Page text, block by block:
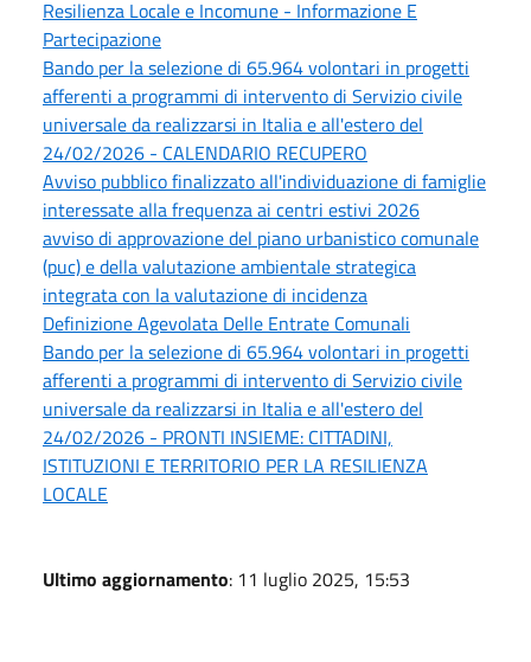
Resilienza Locale e Incomune - Informazione E
Partecipazione
Bando per la selezione di 65.964 volontari in progetti
afferenti a programmi di intervento di Servizio civile
universale da realizzarsi in Italia e all'estero del
24/02/2026 - CALENDARIO RECUPERO
Avviso pubblico finalizzato all'individuazione di famiglie
interessate alla frequenza ai centri estivi 2026
avviso di approvazione del piano urbanistico comunale
(puc) e della valutazione ambientale strategica
integrata con la valutazione di incidenza
Definizione Agevolata Delle Entrate Comunali
Bando per la selezione di 65.964 volontari in progetti
afferenti a programmi di intervento di Servizio civile
universale da realizzarsi in Italia e all'estero del
24/02/2026 - PRONTI INSIEME: CITTADINI,
ISTITUZIONI E TERRITORIO PER LA RESILIENZA
LOCALE
Ultimo aggiornamento: 11 luglio 2025, 15:53